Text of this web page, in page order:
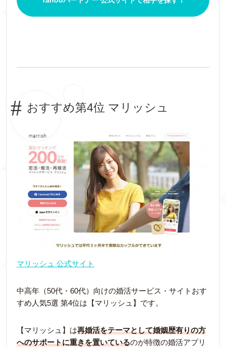
おすすめ第4位 マリッシュ
マリッシュ 公式サイト
中高年（50代・60代）向けの婚活サービス・サイトおす
すめ人気5選 第4位は【マリッシュ】です。
【マリッシュ】は再婚活をテーマとして婚姻歴有りの方
へのサポートに重きを置いているのが特徴の婚活アプリ